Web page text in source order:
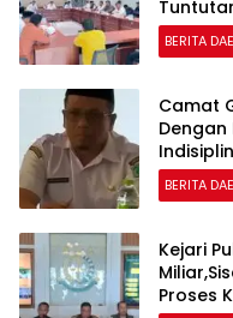
BERITA
Camat
Dengan
BERITA
Kejari
Proses